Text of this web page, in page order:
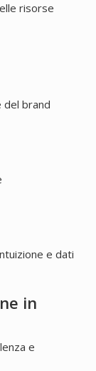
risorse
del brand
e dati
in
e